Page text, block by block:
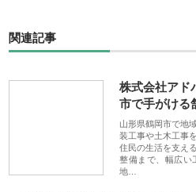
関連記事
株式会社アド
市で手がける
山形県鶴岡市で地
装工事や土木工事
住民の生活を支え
整備まで、幅広い
地…